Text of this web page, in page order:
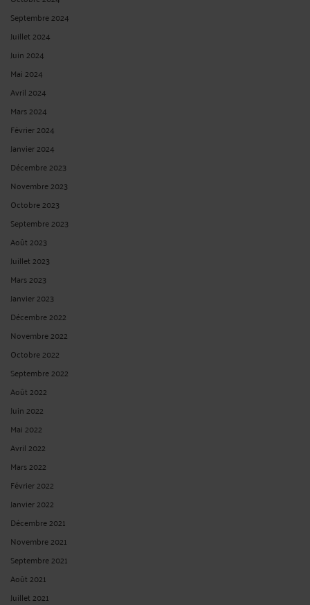
Septembre 2024
Juillet 2024
Juin 2024
Mai 2024
Avril 2024
Mars 2024
Février 2024
Janvier 2024
Décembre 2023
Novembre 2023
Octobre 2023
Septembre 2023
Août 2023
Juillet 2023
Mars 2023
Janvier 2023
Décembre 2022
Novembre 2022
Octobre 2022
Septembre 2022
Août 2022
Juin 2022
Mai 2022
Avril 2022
Mars 2022
Février 2022
Janvier 2022
Décembre 2021
Novembre 2021
Septembre 2021
Août 2021
Juillet 2021